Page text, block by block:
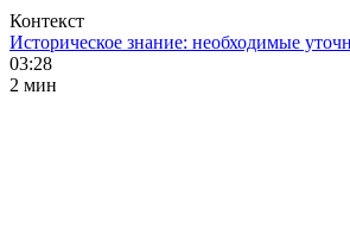
Контекст
Историческое знание: необходимые
03:28
2 мин